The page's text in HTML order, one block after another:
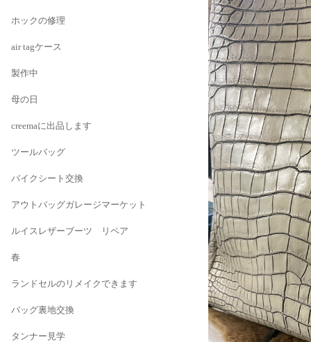
ホックの修理
air tagケース
製作中
母の日
creemaに出品します
ツールバッグ
バイクシート交換
アウトバッグガレージマーケット
ルイスレザーブーツ リペア
春
ランドセルのリメイクできます
バッグ裏地交換
タンナー見学